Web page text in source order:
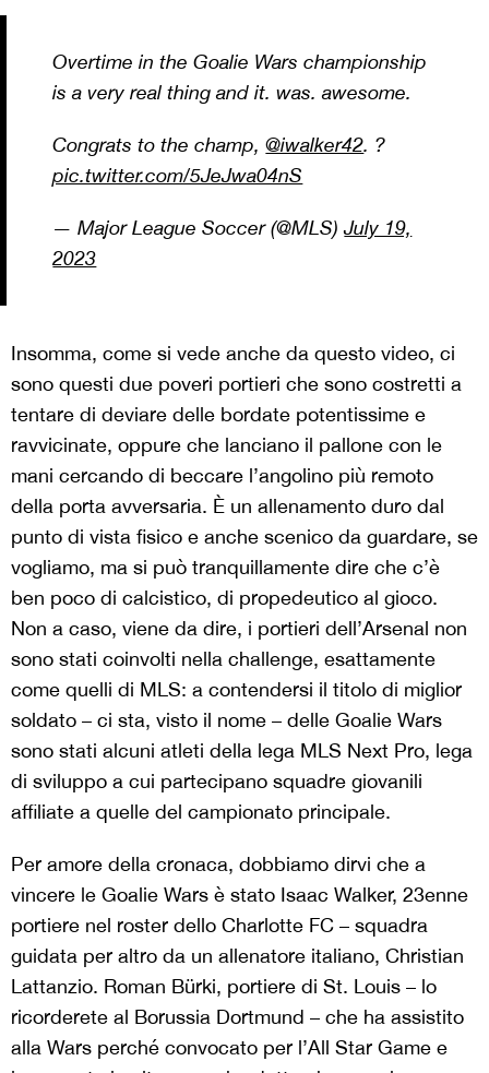
Overtime in the Goalie Wars championship
is a very real thing and it. was. awesome.
Congrats to the champ,@iwalker42. ?
pic.twitter.com/5JeJwa04nS
— Major League Soccer (@MLS)July 19,
2023
Insomma, come si vede anche da questo video, ci
sono questi due poveri portieri che sono costretti a
tentare di deviare delle bordate potentissime e
ravvicinate, oppure che lanciano il pallone con le
mani cercando di beccare l’angolino più remoto
della porta avversaria. È un allenamento duro dal
punto di vista fisico e anche scenico da guardare, se
vogliamo, ma si può tranquillamente dire che c’è
ben poco di calcistico, di propedeutico al gioco.
Non a caso, viene da dire, i portieri dell’Arsenal non
sono stati coinvolti nella challenge, esattamente
come quelli di MLS: a contendersi il titolo di miglior
soldato – ci sta, visto il nome – delle Goalie Wars
sono stati alcuni atleti della lega MLS Next Pro, lega
di sviluppo a cui partecipano squadre giovanili
affiliate a quelle del campionato principale.
Per amore della cronaca, dobbiamo dirvi che a
vincere le Goalie Wars è stato Isaac Walker, 23enne
portiere nel roster dello Charlotte FC – squadra
guidata per altro da un allenatore italiano, Christian
Lattanzio. Roman Bürki, portiere di St. Louis – lo
ricorderete al Borussia Dortmund – che ha assistito
alla Wars perché convocato per l’All Star Game e